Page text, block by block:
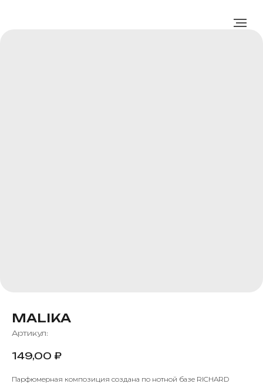
MALIKA
Артикул:
149,00 ₽
Парфюмерная композиция создана по нотной базе RICHARD